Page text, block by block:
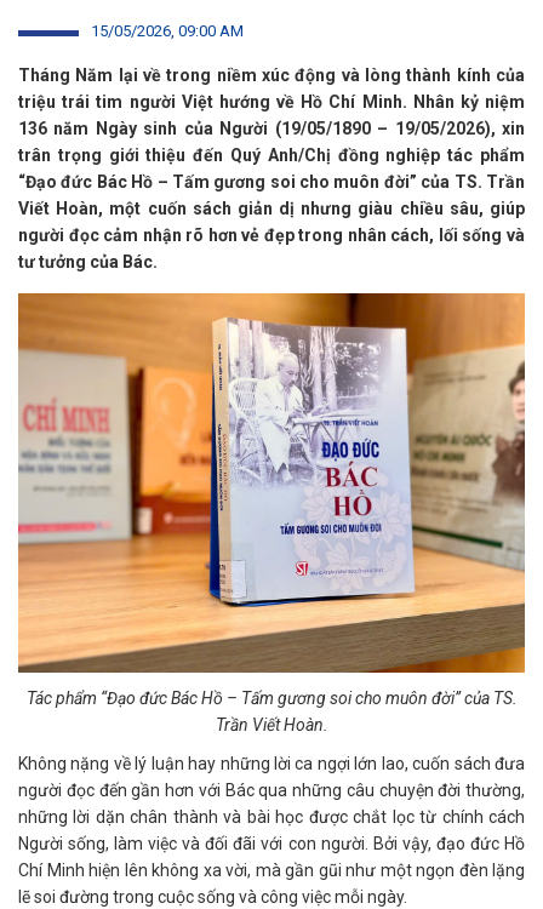
15/05/2026, 09:00 AM
Tháng Năm lại về trong niềm xúc động và lòng thành kính của
triệu trái tim người Việt hướng về Hồ Chí Minh. Nhân kỷ niệm
136 năm Ngày sinh của Người (19/05/1890 – 19/05/2026), xin
trân trọng giới thiệu đến Quý Anh/Chị đồng nghiệp tác phẩm
“Đạo đức Bác Hồ – Tấm gương soi cho muôn đời” của TS. Trần
Viết Hoàn, một cuốn sách giản dị nhưng giàu chiều sâu, giúp
người đọc cảm nhận rõ hơn vẻ đẹp trong nhân cách, lối sống và
tư tưởng của Bác.
Tác phẩm “Đạo đức Bác Hồ – Tấm gương soi cho muôn đời” của TS.
Trần Viết Hoàn.
Không nặng về lý luận hay những lời ca ngợi lớn lao, cuốn sách đưa
người đọc đến gần hơn với Bác qua những câu chuyện đời thường,
những lời dặn chân thành và bài học được chắt lọc từ chính cách
Người sống, làm việc và đối đãi với con người. Bởi vậy, đạo đức Hồ
Chí Minh hiện lên không xa vời, mà gần gũi như một ngọn đèn lặng
lẽ soi đường trong cuộc sống và công việc mỗi ngày.